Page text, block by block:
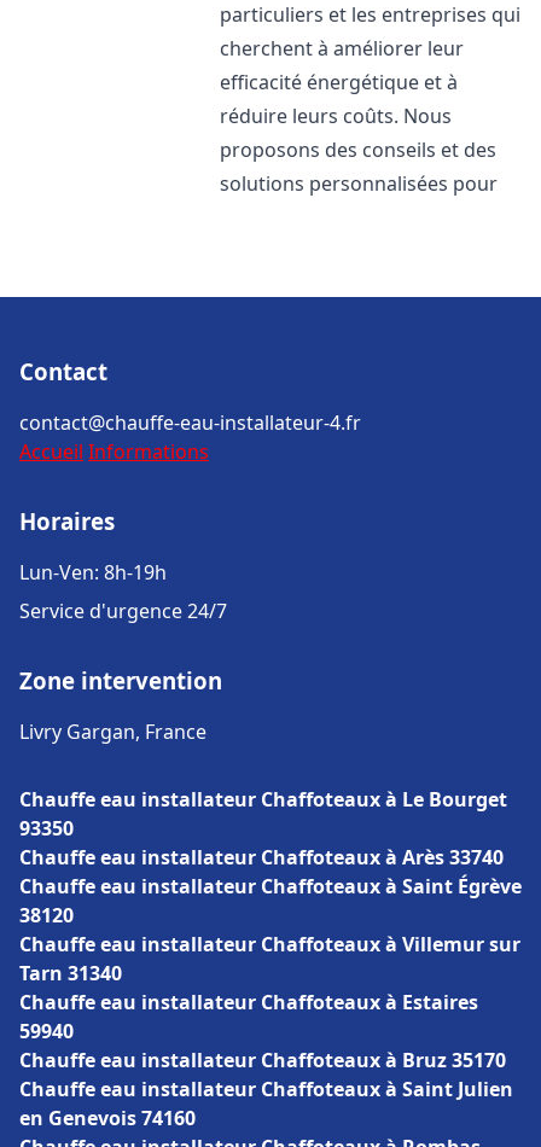
particuliers et les entreprises qui
cherchent à améliorer leur
efficacité énergétique et à
réduire leurs coûts. Nous
proposons des conseils et des
solutions personnalisées pour
Contact
contact@chauffe-eau-installateur-4.fr
Accueil Informations
Horaires
Lun-Ven: 8h-19h
Service d'urgence 24/7
Zone intervention
Livry Gargan, France
Chauffe eau installateur Chaffoteaux à Le Bourget
93350
Chauffe eau installateur Chaffoteaux à Arès 33740
Chauffe eau installateur Chaffoteaux à Saint Égrève
38120
Chauffe eau installateur Chaffoteaux à Villemur sur
Tarn 31340
Chauffe eau installateur Chaffoteaux à Estaires
59940
Chauffe eau installateur Chaffoteaux à Bruz 35170
Chauffe eau installateur Chaffoteaux à Saint Julien
en Genevois 74160